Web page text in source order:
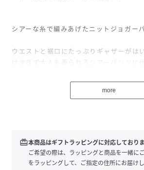
シアーな糸で編みあげたニットジョガー
ウエストと裾口にたっぷりギャザーがは
けすぎず大人も着られるシアーパンツに
素材は綿とポリエステルのハリの強い複
※この商品は、ブラック / グレー の2色
more
redeem本商品はギフトラッピングに対応しておりま
ご希望の際は、ラッピングと商品を一緒に
をラッピングして、ご指定の住所にお届けし